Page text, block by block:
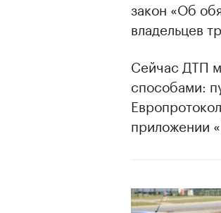
закон «Об
владельцев
Сейчас ДТП
способами:
приложении